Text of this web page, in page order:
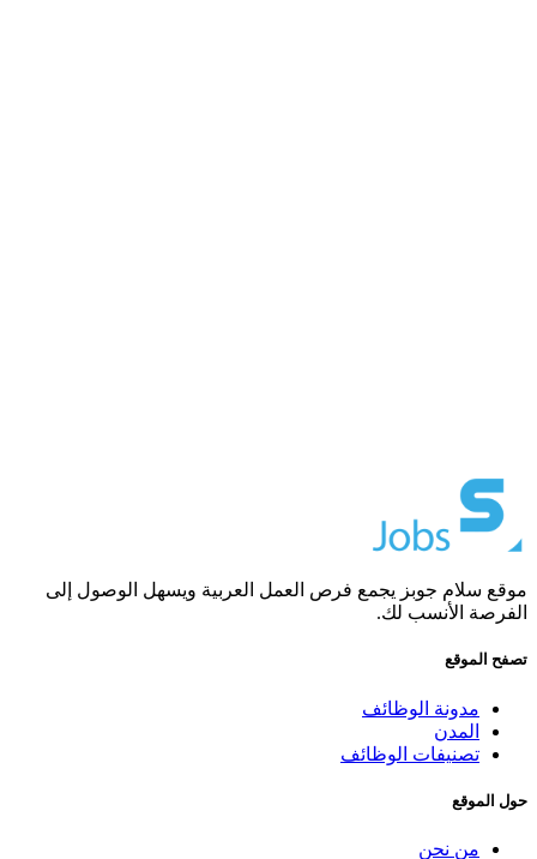
موقع سلام جوبز يجمع فرص العمل العربية ويسهل الوصول إلى
الفرصة الأنسب لك.
تصفح الموقع
مدونة الوظائف
المدن
تصنيفات الوظائف
حول الموقع
من نحن